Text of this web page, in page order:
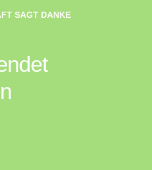
SAGT DANKE